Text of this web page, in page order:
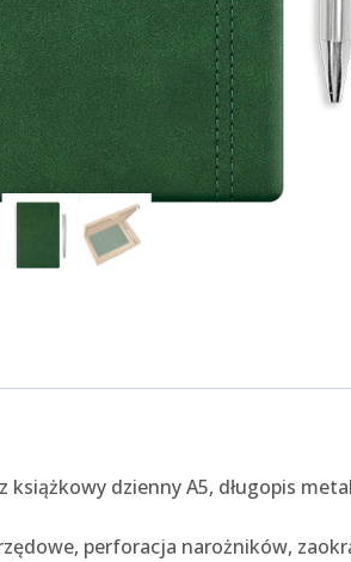
książkowy dzienny A5, długopis
perforacja narożników,